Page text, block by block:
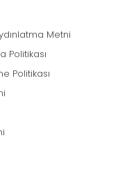
Metni
Politikası
Politikası